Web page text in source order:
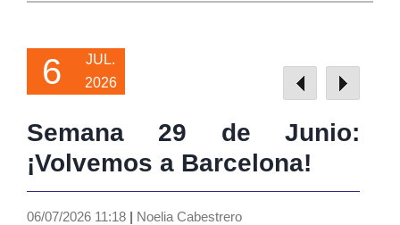
6
JUL.
2026
Semana 29 de Junio:
¡Volvemos a Barcelona!
06/07/2026 11:18 | Noelia Cabestrero